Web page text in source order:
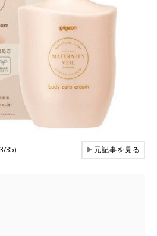
35) ▶元記事を見る